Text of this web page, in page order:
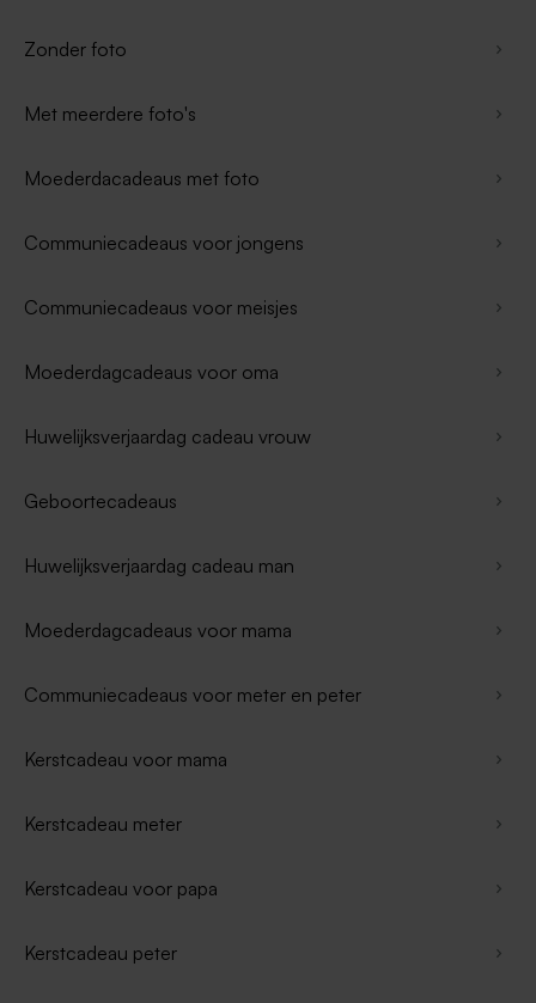
Zonder foto
Met meerdere foto's
Moederdacadeaus met foto
Communiecadeaus voor jongens
Communiecadeaus voor meisjes
Moederdagcadeaus voor oma
Huwelijksverjaardag cadeau vrouw
Geboortecadeaus
Huwelijksverjaardag cadeau man
Moederdagcadeaus voor mama
Communiecadeaus voor meter en peter
Kerstcadeau voor mama
Kerstcadeau meter
Kerstcadeau voor papa
Kerstcadeau peter